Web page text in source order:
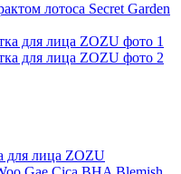
лотоса Secret Garden
для лица ZOZU